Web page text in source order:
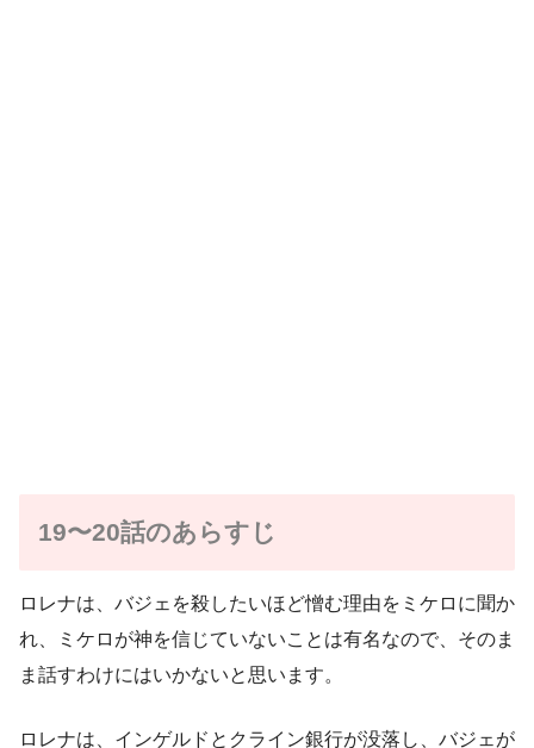
19〜20話のあらすじ
ロレナは、バジェを殺したいほど憎む理由をミケロに聞か
れ、ミケロが神を信じていないことは有名なので、そのま
ま話すわけにはいかないと思います。
ロレナは、インゲルドとクライン銀行が没落し、バジェが